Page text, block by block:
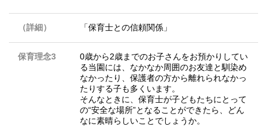
（詳細） 「保育士との信頼関係」
保育理念3
0歳から2歳までのお子さんをお預かりしてい
る当園には、なかなか周囲のお友達と馴染め
なかったり、保護者の方から離れられなかっ
たりする子も多くいます。
そんなときに、保育士が子どもたちにとって
の“安全な場所”となることができたら、どん
なに素晴らしいことでしょうか。